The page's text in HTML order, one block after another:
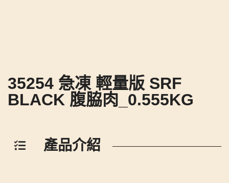
35254 急凍 輕量版 SRF
BLACK 腹脇肉_0.555KG
產品介紹